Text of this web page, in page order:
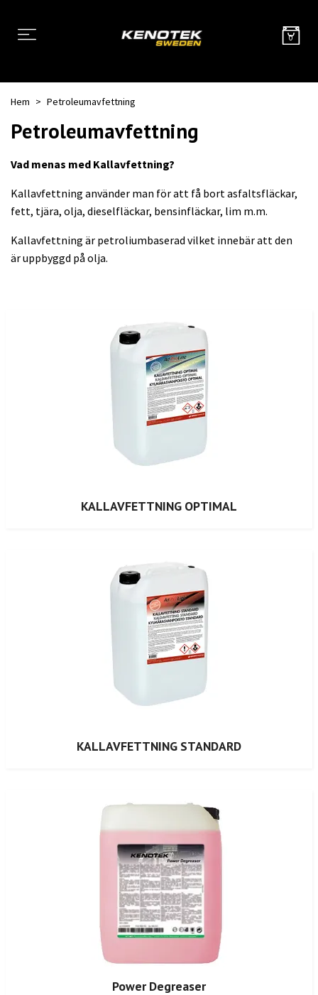
0
Hem Petroleumavfettning
Petroleumavfettning
Vad menas med Kallavfettning?
Kallavfettning använder man för att få bort asfaltsfläckar,
fett, tjära, olja, dieselfläckar, bensinfläckar, lim m.m.
Kallavfettning är petroliumbaserad vilket innebär att den
äruppbyggd på olja.
KALLAVFETTNING OPTIMAL
KALLAVFETTNING STANDARD
Power Degreaser